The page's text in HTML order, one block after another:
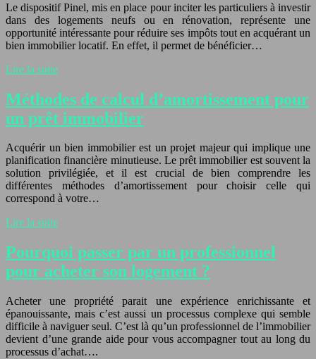
Le dispositif Pinel, mis en place pour inciter les particuliers à investir
dans des logements neufs ou en rénovation, représente une
opportunité intéressante pour réduire ses impôts tout en acquérant un
bien immobilier locatif. En effet, il permet de bénéficier…
Lire la suite
Méthodes de calcul d’amortissement pour
un prêt immobilier
Acquérir un bien immobilier est un projet majeur qui implique une
planification financière minutieuse. Le prêt immobilier est souvent la
solution privilégiée, et il est crucial de bien comprendre les
différentes méthodes d’amortissement pour choisir celle qui
correspond à votre…
Lire la suite
Pourquoi passer par un professionnel
pour acheter son logement ?
Acheter une propriété parait une expérience enrichissante et
épanouissante, mais c’est aussi un processus complexe qui semble
difficile à naviguer seul. C’est là qu’un professionnel de l’immobilier
devient d’une grande aide pour vous accompagner tout au long du
processus d’achat….